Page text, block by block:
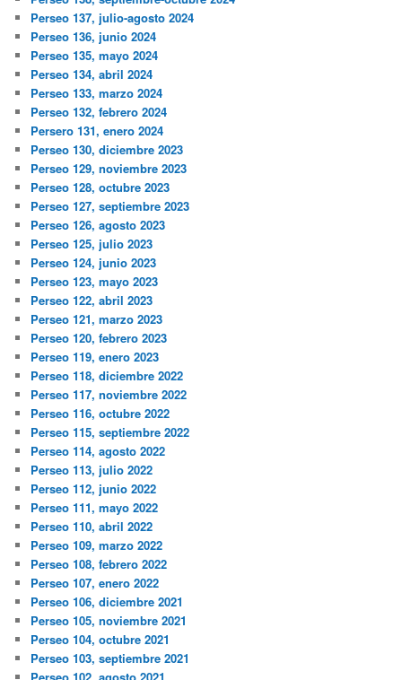
Perseo 137, julio-agosto 2024
Perseo 136, junio 2024
Perseo 135, mayo 2024
Perseo 134, abril 2024
Perseo 133, marzo 2024
Perseo 132, febrero 2024
Persero 131, enero 2024
Perseo 130, diciembre 2023
Perseo 129, noviembre 2023
Perseo 128, octubre 2023
Perseo 127, septiembre 2023
Perseo 126, agosto 2023
Perseo 125, julio 2023
Perseo 124, junio 2023
Perseo 123, mayo 2023
Perseo 122, abril 2023
Perseo 121, marzo 2023
Perseo 120, febrero 2023
Perseo 119, enero 2023
Perseo 118, diciembre 2022
Perseo 117, noviembre 2022
Perseo 116, octubre 2022
Perseo 115, septiembre 2022
Perseo 114, agosto 2022
Perseo 113, julio 2022
Perseo 112, junio 2022
Perseo 111, mayo 2022
Perseo 110, abril 2022
Perseo 109, marzo 2022
Perseo 108, febrero 2022
Perseo 107, enero 2022
Perseo 106, diciembre 2021
Perseo 105, noviembre 2021
Perseo 104, octubre 2021
Perseo 103, septiembre 2021